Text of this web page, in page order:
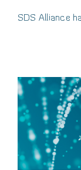
SDS Alliance